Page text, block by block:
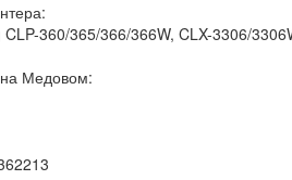
CLP-360/365/366/366W, CLX-3306/
на Медовом: